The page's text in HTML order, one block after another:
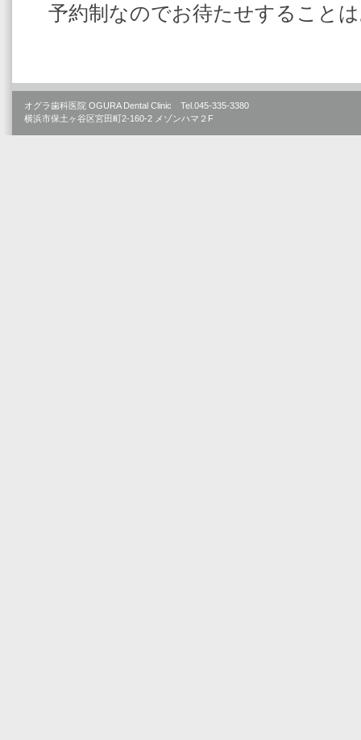
予約制なのでお待たせすること
オグラ歯科医院 OGURA Dental Clinic Tel.045-335-3380
横浜市保土ヶ谷区宮田町2-160-2 メゾンハマ２F